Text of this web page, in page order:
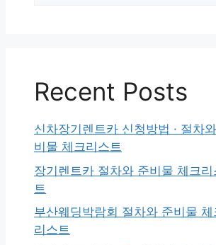
Recent Posts
신차장기렌트카 신청방법 · 절차
비물 체크리스트
장기렌트카 절차와 준비물 체크리
트
부산웨딩박람회 절차와 준비물 체
리스트